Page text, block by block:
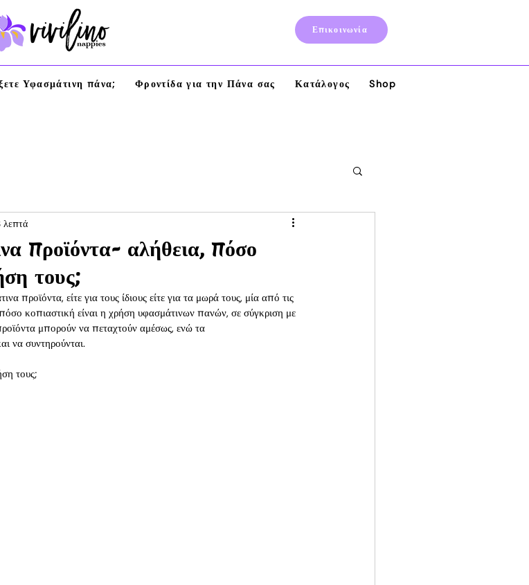
Επικοινωνία
Υφασμάτινη πάνα; Φροντίδα για την Πάνα σας Κατάλογος Shop
προϊόντα- αλήθεια, πόσο
τους;
λεπτά
προϊόντα, είτε για τους ίδιους είτε για τα μωρά τους, μία από τις
κοπιαστική είναι η χρήση υφασμάτινων πανών, σε σύγκριση με
μπορούν να πεταχτούν αμέσως, ενώ τα
να συντηρούνται.
τους;